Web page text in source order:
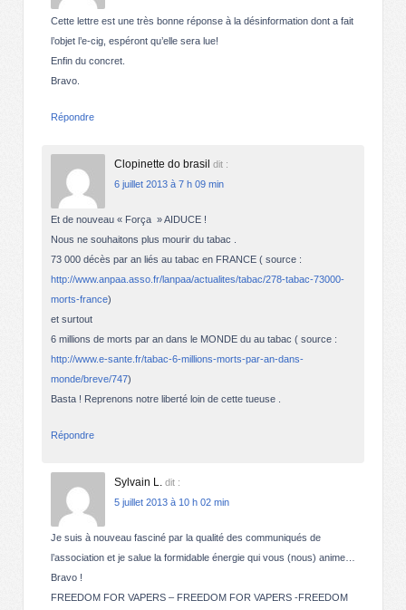
Cette lettre est une très bonne réponse à la désinformation dont a fait
l’objet l’e-cig, espéront qu’elle sera lue!
Enfin du concret.
Bravo.
Répondre
Clopinette do brasil dit :
6 juillet 2013 à 7 h 09 min
Et de nouveau « Força » AIDUCE !
Nous ne souhaitons plus mourir du tabac .
73 000 décès par an liés au tabac en FRANCE ( source :
http://www.anpaa.asso.fr/lanpaa/actualites/tabac/278-tabac-73000-
morts-france)
et surtout
6 millions de morts par an dans le MONDE du au tabac ( source :
http://www.e-sante.fr/tabac-6-millions-morts-par-an-dans-
monde/breve/747)
Basta ! Reprenons notre liberté loin de cette tueuse .
Répondre
Sylvain L. dit :
5 juillet 2013 à 10 h 02 min
Je suis à nouveau fasciné par la qualité des communiqués de
l’association et je salue la formidable énergie qui vous (nous) anime…
Bravo !
FREEDOM FOR VAPERS – FREEDOM FOR VAPERS -FREEDOM